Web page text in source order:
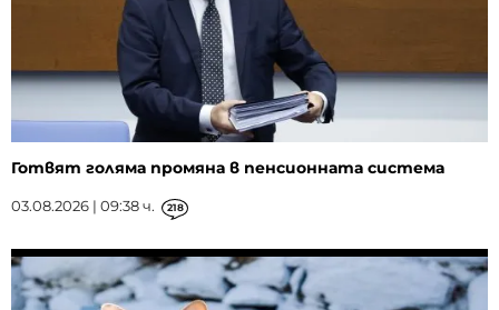
Готвят голяма промяна в пенсионната система
03.08.2026 | 09:38 ч. 218